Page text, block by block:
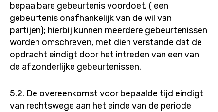
bepaalbare gebeurtenis voordoet. ( een
gebeurtenis onafhankelijk van de wil van
partijen); hierbij kunnen meerdere gebeurtenissen
worden omschreven, met dien verstande dat de
opdracht eindigt door het intreden van een van
de afzonderlijke gebeurtenissen.
5.2. De overeenkomst voor bepaalde tijd eindigt
van rechtswege aan het einde van de periode